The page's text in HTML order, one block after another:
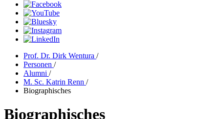
Prof. Dr. Dirk Wentura /
Personen /
Alumni /
M. Sc. Katrin Renn /
Biographisches
Biographisches